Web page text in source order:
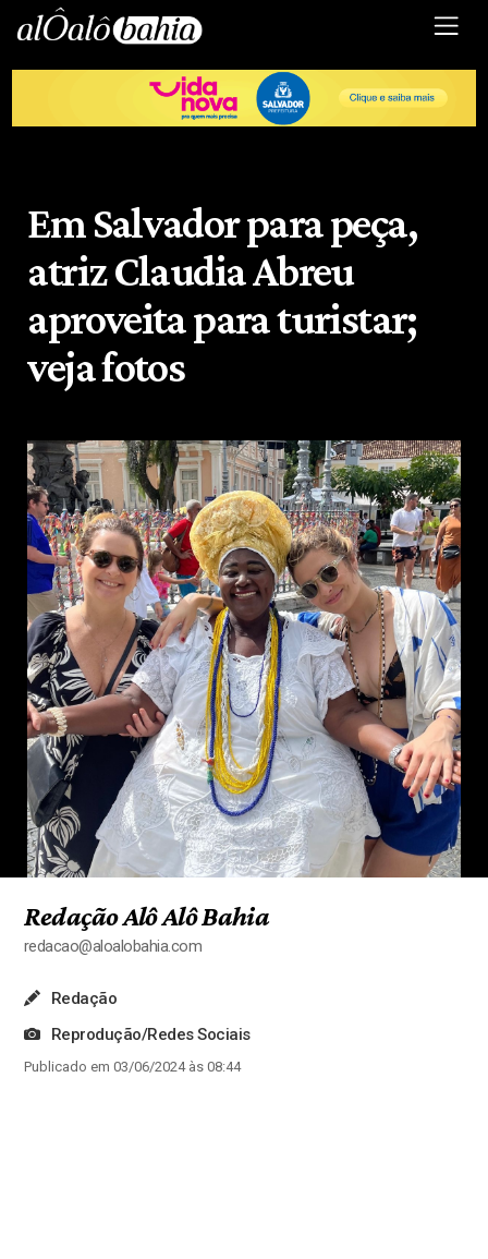
Em Salvador para peça,
atriz Claudia Abreu
aproveita para turistar;
veja fotos
Redação Alô Alô Bahia
redacao@aloalobahia.com
Redação
Reprodução/Redes Sociais
Publicado em 03/06/2024 às 08:44